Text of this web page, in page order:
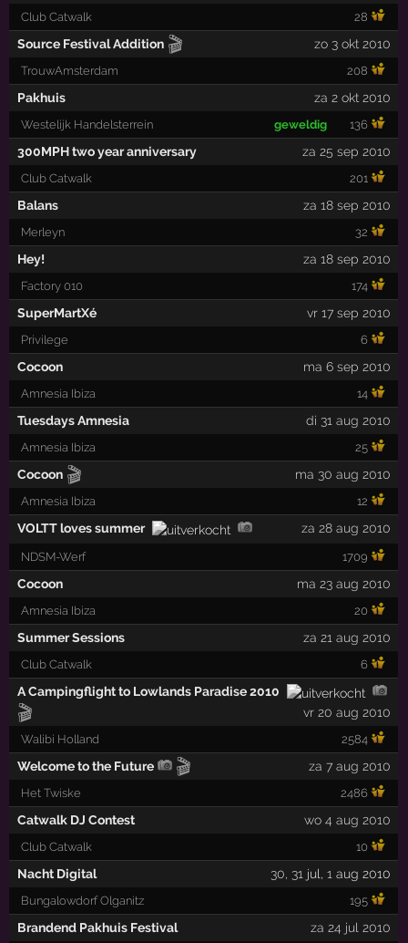
Club Catwalk 28
Source Festival Addition 🎬 zo 3 okt 2010
TrouwAmsterdam 208
Pakhuis za 2 okt 2010
Westelijk Handelsterrein geweldig 136
300MPH two year anniversary za 25 sep 2010
Club Catwalk 201
Balans za 18 sep 2010
Merleyn 32
Hey! za 18 sep 2010
Factory 010 174
SuperMartXé vr 17 sep 2010
Privilege 6
Cocoon ma 6 sep 2010
Amnesia Ibiza 14
Tuesdays Amnesia di 31 aug 2010
Amnesia Ibiza 25
Cocoon 🎬 ma 30 aug 2010
Amnesia Ibiza 12
VOLTT loves summer za 28 aug 2010
NDSM-Werf 1709
Cocoon ma 23 aug 2010
Amnesia Ibiza 20
Summer Sessions za 21 aug 2010
Club Catwalk 6
A Campingflight to Lowlands Paradise 2010
🎬 vr 20 aug 2010
Walibi Holland 2584
Welcome to the Future 🎬 za 7 aug 2010
Het Twiske 2486
Catwalk DJ Contest wo 4 aug 2010
Club Catwalk 10
Nacht Digital 30, 31jul, 1aug 2010
Bungalowdorf Olganitz 195
Brandend Pakhuis Festival za 24 jul 2010